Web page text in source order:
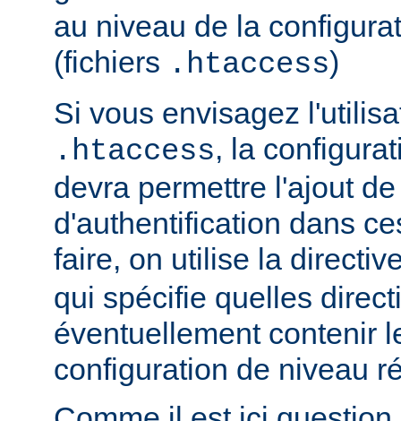
au niveau de la
(fichiers .htaccess)
Si vous envisagez
.htaccess, la
devra permettre l'ajout
d'authentification dans
faire, on utilise la
qui spécifie quelles
éventuellement contenir
configuration de niveau